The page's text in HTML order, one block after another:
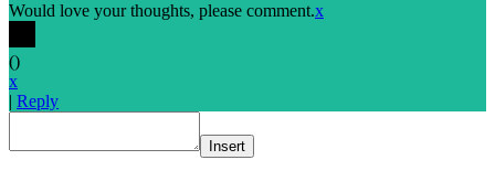
Would love your thoughts, please comment.x
()
x
Reply
Insert